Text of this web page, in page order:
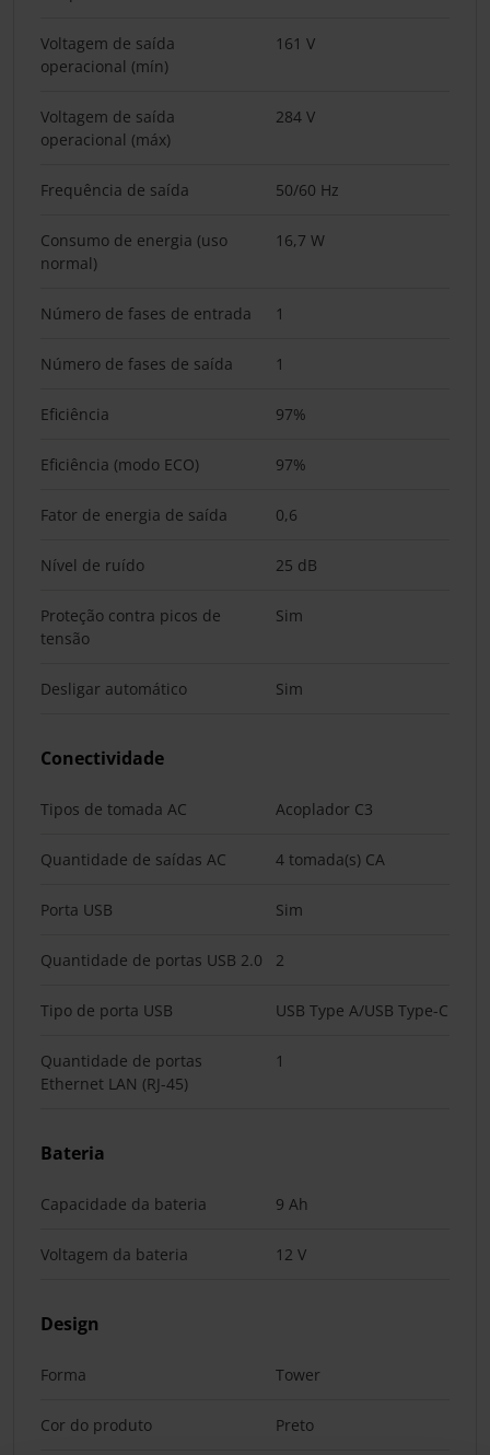
Voltagem de saída
operacional (mín)
161 V
Voltagem de saída
operacional (máx)
284 V
Frequência de saída 50/60 Hz
Consumo de energia (uso
normal)
16,7 W
Número de fases de entrada 1
Número de fases de saída 1
Eficiência 97%
Eficiência (modo ECO) 97%
Fator de energia de saída 0,6
Nível de ruído 25 dB
Proteção contra picos de
tensão
Sim
Desligar automático Sim
Conectividade
Tipos de tomada AC Acoplador C3
Quantidade de saídas AC 4 tomada(s) CA
Porta USB Sim
Quantidade de portas USB 2.0 2
Tipo de porta USB USB Type A/USB Type-C
Quantidade de portas
Ethernet LAN (RJ-45)
1
Bateria
Capacidade da bateria 9 Ah
Voltagem da bateria 12 V
Design
Forma Tower
Cor do produto Preto